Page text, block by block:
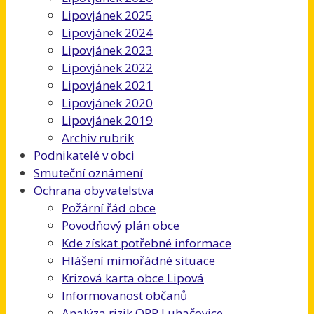
Lipovjánek 2025
Lipovjánek 2024
Lipovjánek 2023
Lipovjánek 2022
Lipovjánek 2021
Lipovjánek 2020
Lipovjánek 2019
Archiv rubrik
Podnikatelé v obci
Smuteční oznámení
Ochrana obyvatelstva
Požární řád obce
Povodňový plán obce
Kde získat potřebné informace
Hlášení mimořádné situace
Krizová karta obce Lipová
Informovanost občanů